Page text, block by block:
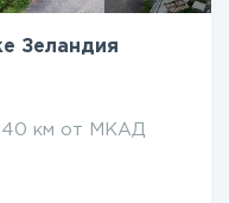
Зеландия
40 км от МКАД